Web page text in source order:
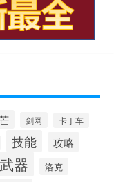
剑网 卡丁车
技能 攻略
武器 洛克